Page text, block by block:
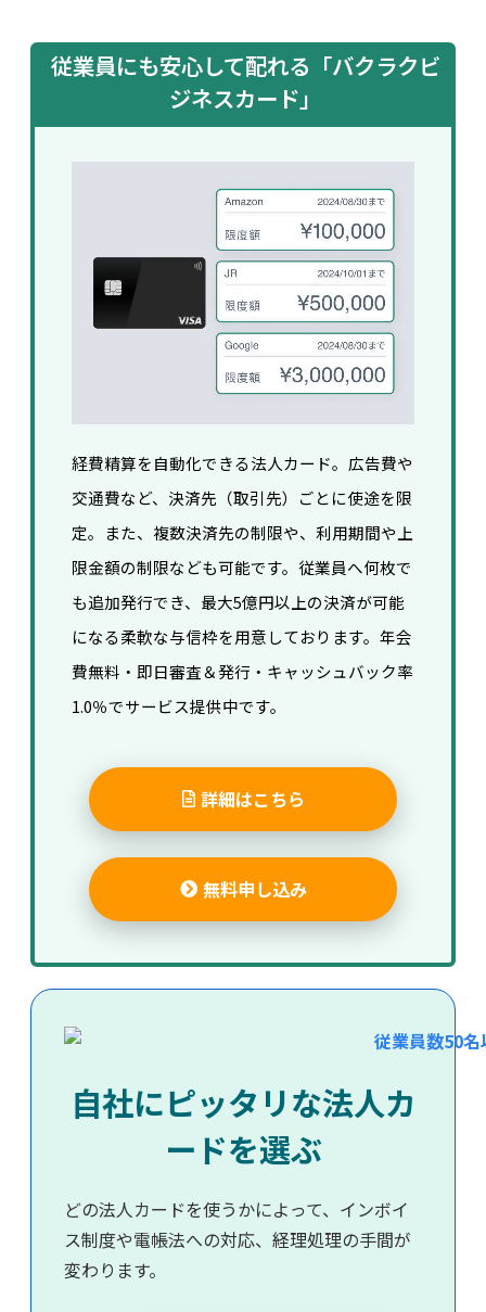
従業員にも安心して配れる「バクラクビ
ジネスカード」
経費精算を自動化できる法人カード。広告費や
交通費など、決済先（取引先）ごとに使途を限
定。また、複数決済先の制限や、利用期間や上
限金額の制限なども可能です。 従業員へ何枚で
も追加発行でき、 最大5億円以上の決済が可能
になる柔軟な与信枠を用意しております。 年会
費無料・即日審査＆発行・キャッシュバック率
1.0％でサービス提供中です。
詳細はこちら
無料申し込み
自社にピッタリな法人カ
ードを選ぶ
どの法人カードを使うかによって、インボイ
ス制度や電帳法への対応、経理処理の手間が
変わります。